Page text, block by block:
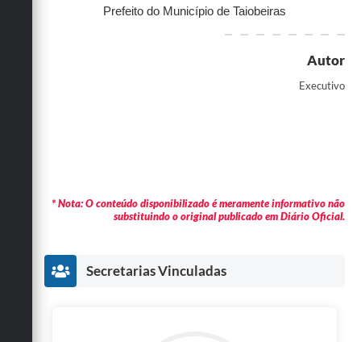
Prefeito do Município de Taiobeiras
Autor
Executivo
* Nota: O conteúdo disponibilizado é meramente informativo não
substituindo o original publicado em Diário Oficial.
Secretarias Vinculadas